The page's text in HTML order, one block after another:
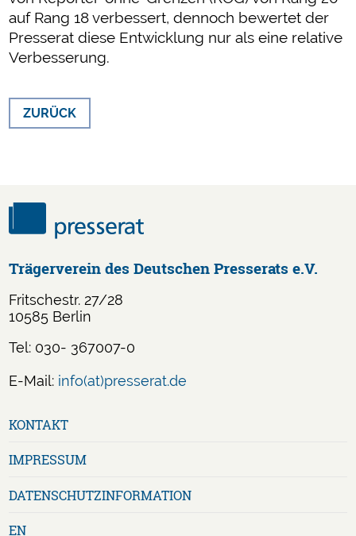
auf Rang 18 verbessert, dennoch bewertet der
Presserat diese Entwicklung nur als eine relative
Verbesserung.
ZURÜCK
Trägerverein des Deutschen Presserats e.V.
Fritschestr. 27/28
10585 Berlin
Tel: 030- 367007-0
E-Mail: info(at)presserat.de
überspringen
KONTAKT
IMPRESSUM
DATENSCHUTZ­INFORMATION
EN